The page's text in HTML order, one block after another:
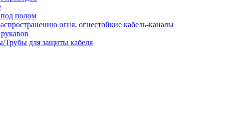
полом
огня, огнестойкие кабель-каналы
Трубы для защиты кабеля